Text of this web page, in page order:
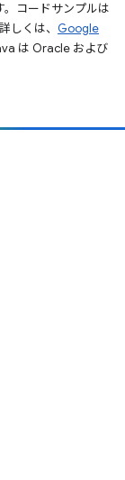
。コードサンプルは
しくは、 Google
は Oracle および